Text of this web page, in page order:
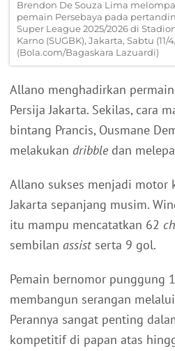
Brendon De Souza Lima
pemain Persebaya pada
Super League 2025/2026 di
Karno (SUGBK), Jakarta, Sabtu (11/
(Bola.com/Bagaskara Lazuardi)
Allano menghadirkan
Persija Jakarta. Sekilas, cara
bintang Prancis, Ousmane
melakukan dribble dan
Allano sukses menjadi motor
Jakarta sepanjang musim.
itu mampu mencatatkan 62
sembilan assistserta 9 gol.
Pemain bernomor punggung
membangun serangan
Perannya sangat penting
kompetitif di papan atas